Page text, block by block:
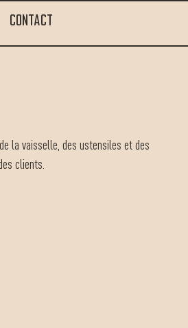
CONTACT
la vaisselle, des ustensiles et des
clients.